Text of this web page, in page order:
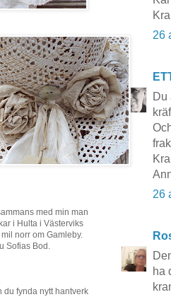
26
Du
26
ha
med min man
i Hulta i Västerviks
norr om Gamleby.
Sofias Bod.
du fynda nytt hantverk